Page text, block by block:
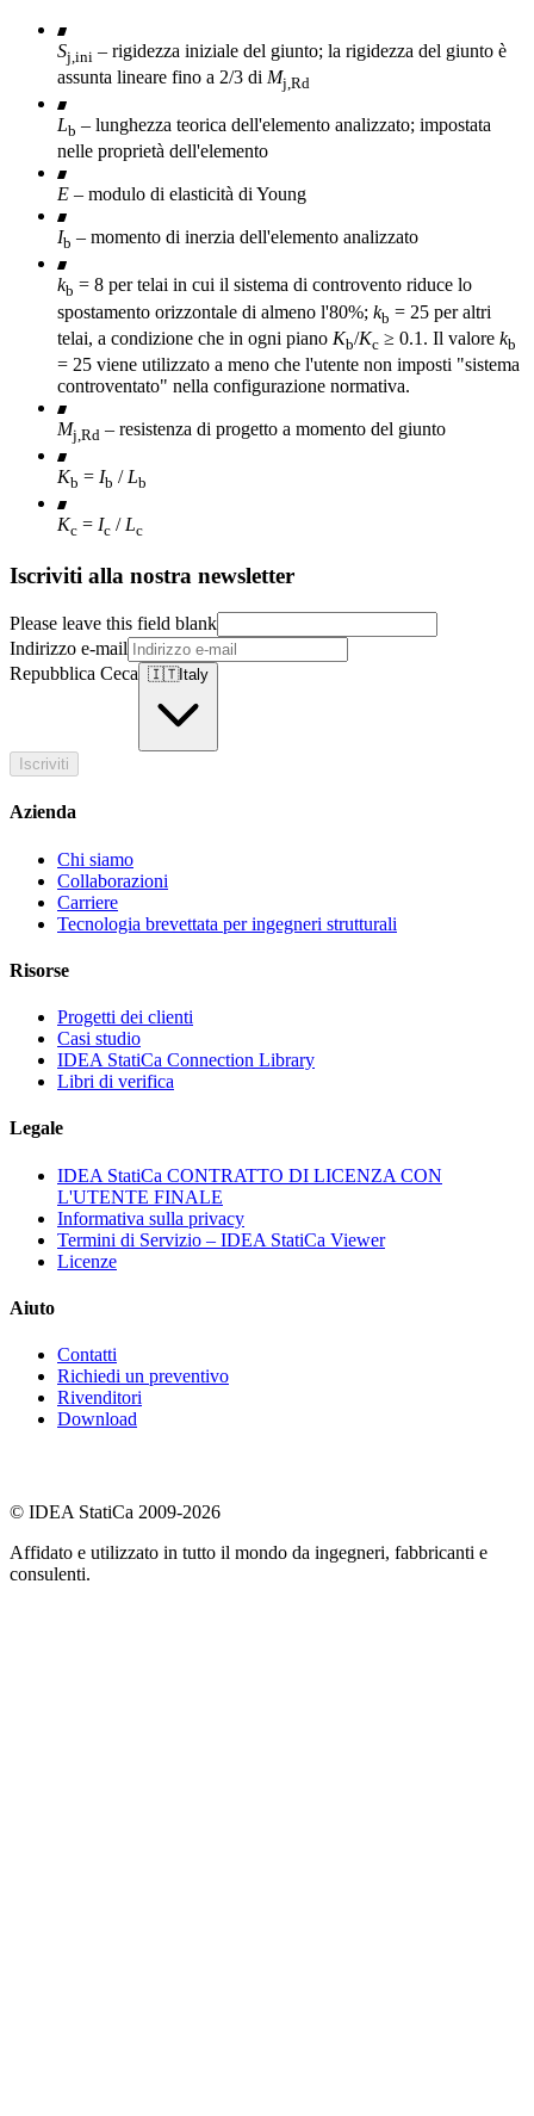
Sj,ini – rigidezza iniziale del giunto; la rigidezza del giunto è
assunta lineare fino a 2/3 di Mj,Rd
Lb – lunghezza teorica dell'elemento analizzato; impostata
nelle proprietà dell'elemento
E – modulo di elasticità di Young
Ib – momento di inerzia dell'elemento analizzato
kb = 8 per telai in cui il sistema di controvento riduce lo
spostamento orizzontale di almeno l'80%; kb = 25 per altri
telai, a condizione che in ogni piano Kb/Kc ≥ 0.1. Il valore kb
= 25 viene utilizzato a meno che l'utente non imposti "sistema
controventato" nella configurazione normativa.
Mj,Rd – resistenza di progetto a momento del giunto
Kb = Ib / Lb
Kc = Ic / Lc
Iscriviti alla nostra newsletter
Please leave this field blank
Indirizzo e-mail
Repubblica Ceca 🇮🇹Italy
Iscriviti
Azienda
Chi siamo
Collaborazioni
Carriere
Tecnologia brevettata per ingegneri strutturali
Risorse
Progetti dei clienti
Casi studio
IDEA StatiCa Connection Library
Libri di verifica
Legale
IDEA StatiCa CONTRATTO DI LICENZA CON
L'UTENTE FINALE
Informativa sulla privacy
Termini di Servizio – IDEA StatiCa Viewer
Licenze
Aiuto
Contatti
Richiedi un preventivo
Rivenditori
Download
© IDEA StatiCa 2009-2026
Affidato e utilizzato in tutto il mondo da ingegneri, fabbricanti e
consulenti.